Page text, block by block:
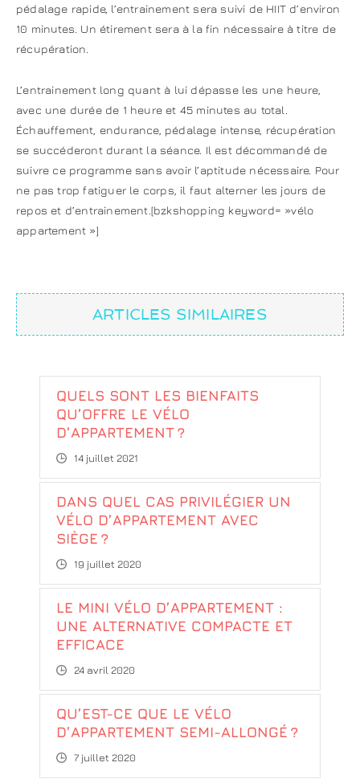
pédalage rapide, l’entrainement sera suivi de HIIT d’environ
10 minutes. Un étirement sera à la fin nécessaire à titre de
récupération.
L’entrainement long quant à lui dépasse les une heure,
avec une durée de 1 heure et 45 minutes au total.
Échauffement, endurance, pédalage intense, récupération
se succéderont durant la séance. Il est décommandé de
suivre ce programme sans avoir l’aptitude nécessaire. Pour
ne pas trop fatiguer le corps, il faut alterner les jours de
repos et d’entrainement.[bzkshopping keyword= »vélo
appartement »]
ARTICLES SIMILAIRES
QUELS SONT LES BIENFAITS
QU’OFFRE LE VÉLO
D’APPARTEMENT ?
14 juillet 2021
DANS QUEL CAS PRIVILÉGIER UN
VÉLO D’APPARTEMENT AVEC
SIÈGE ?
19 juillet 2020
LE MINI VÉLO D’APPARTEMENT :
UNE ALTERNATIVE COMPACTE ET
EFFICACE
24 avril 2020
QU’EST-CE QUE LE VÉLO
D’APPARTEMENT SEMI-ALLONGÉ ?
7 juillet 2020